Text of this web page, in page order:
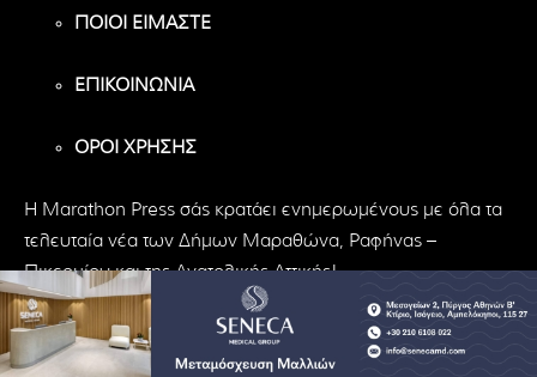
ΠΟΙΟΙ ΕΙΜΑΣΤΕ
ΕΠΙΚΟΙΝΩΝΙΑ
ΟΡΟΙ ΧΡΗΣΗΣ
H Marathon Press σάς κρατάει ενημερωμένους με όλα τα
τελευταία νέα των Δήμων Μαραθώνα, Ραφήνας –
Πικερμίου και της Ανατολικής Αττικής!
© Marathon Press | All Rights Reserved